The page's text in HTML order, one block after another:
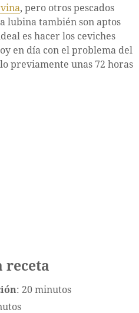
, pero otros pescados
lubina también son aptos
es hacer los ceviches
en día con el problema del
previamente unas 72 horas
receta
: 20 minutos